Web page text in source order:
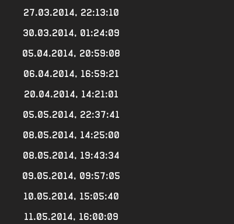
27.03.2014, 22:13:10
30.03.2014, 01:24:09
05.04.2014, 20:59:08
06.04.2014, 16:59:21
20.04.2014, 14:21:01
05.05.2014, 22:37:41
08.05.2014, 14:25:00
08.05.2014, 19:43:34
09.05.2014, 09:57:05
10.05.2014, 15:05:40
11.05.2014, 16:00:09